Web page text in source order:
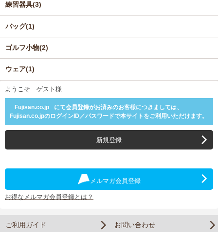
練習器具(3)
バッグ(1)
ゴルフ小物(2)
ウェア(1)
ようこそ ゲスト様
Fujisan.co.jp
にて会員登録がお済みのお客様につきましては、
Fujisan.co.jpのログインID／パスワードで本サイトをご利用いただけます。
新規登録
メルマガ会員登録
お得なメルマガ会員登録とは？
ご利用ガイド お問い合わせ